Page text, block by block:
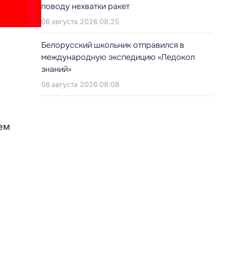
поводу нехватки ракет
06 августа 2026 08:25
Белорусский школьник отправился в
международную экспедицию «Ледокол
знаний»
06 августа 2026 08:08